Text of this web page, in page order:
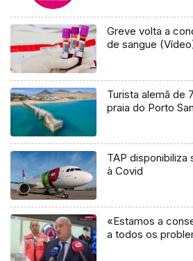
Greve volta a
de sangue
Turista alemã de
praia do Porto
TAP
à Covid
«Estamos a
a todos os